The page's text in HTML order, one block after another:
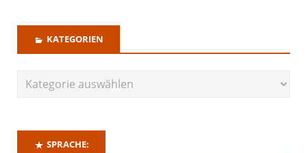
KATEGORIEN
SPRACHE: